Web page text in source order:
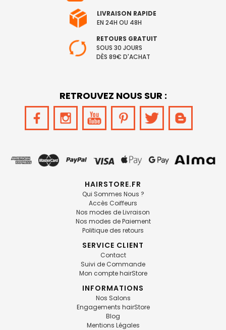
LIVRAISON RAPIDE
EN 24H OU 48H
RETOURS GRATUIT
SOUS 30 JOURS
DÈS 89€ D'ACHAT
RETROUVEZ NOUS SUR :
HAIRSTORE.FR
Qui Sommes Nous ?
Accès Coiffeurs
Nos modes de Livraison
Nos modes de Paiement
Politique des retours
SERVICE CLIENT
Contact
Suivi de Commande
Mon compte hairStore
INFORMATIONS
Nos Salons
Engagements hairStore
Blog
Mentions Légales